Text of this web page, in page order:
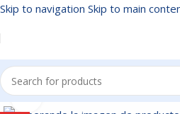
Skip to navigation Skip to main
Inicio/PANTALLAS
Click to enlarge